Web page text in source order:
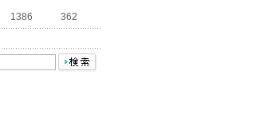
1386 362